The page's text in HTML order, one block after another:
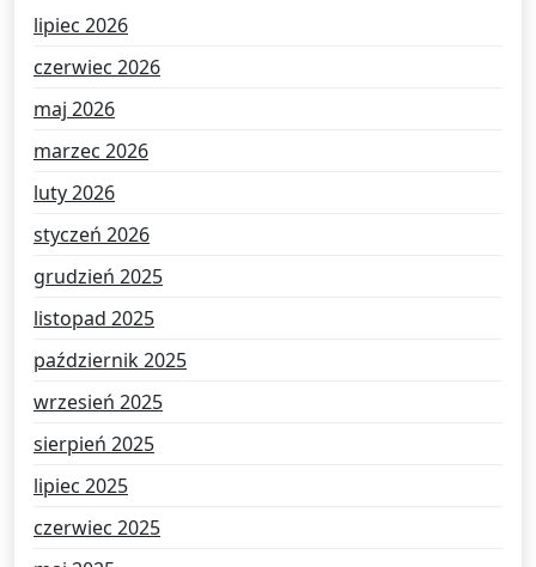
lipiec 2026
czerwiec 2026
maj 2026
marzec 2026
luty 2026
styczeń 2026
grudzień 2025
listopad 2025
październik 2025
wrzesień 2025
sierpień 2025
lipiec 2025
czerwiec 2025